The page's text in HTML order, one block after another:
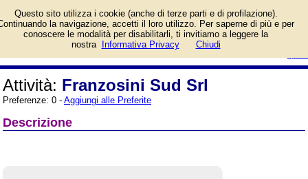
di telefono di Franzosini Sud Srl a
Napoli, Via Repubbliche Marinare.
Categoria Trasporti e Traslochi.
Attività: Franzosini Sud Srl
Preferenze: 0 - Aggiungi alle Preferite
Descrizione
Questo sito utilizza i cookie (anche di terze parti e di profilazione).
la navigazione, accetti il loro utilizzo. Per saperne di più e per
conoscere le modalità per disabilitarli, ti invitiamo a leggere la
nostra
Informativa Privacy Chiudi